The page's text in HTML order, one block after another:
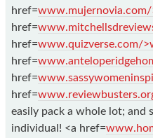
href=www.mujernovia.com/
href=
href=www.quizverse.com/
href=
href=
href=
easily pack a whole lot; and
individual! <a href=